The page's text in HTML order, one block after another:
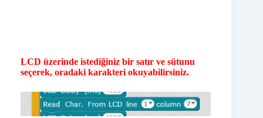
LCD üzerinde istediğiniz bir satır ve sütunu
seçerek, oradaki karakteri okuyabilirsiniz.